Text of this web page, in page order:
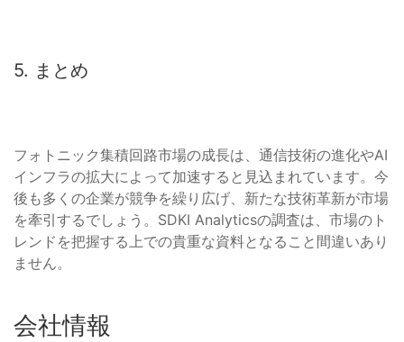
5. まとめ
フォトニック集積回路市場の成長は、通信技術の進化やAI
インフラの拡大によって加速すると見込まれています。今
後も多くの企業が競争を繰り広げ、新たな技術革新が市場
を牽引するでしょう。SDKI Analyticsの調査は、市場のト
レンドを把握する上での貴重な資料となること間違いあり
ません。
会社情報